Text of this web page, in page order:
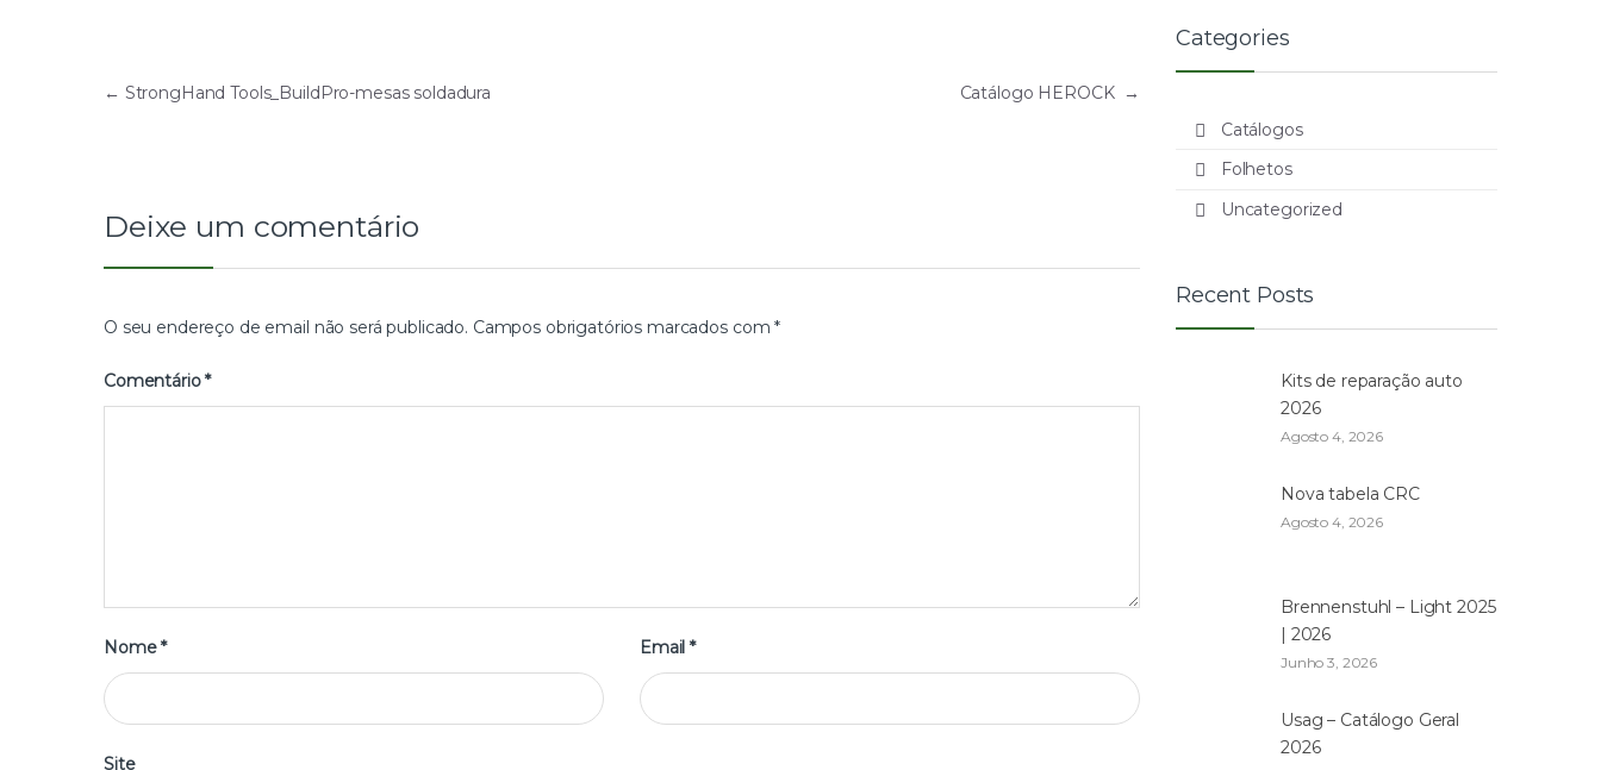
Navegação
← StrongHand Tools_BuildPro-mesas soldadura Catálogo HEROCK →
Deixe um comentário
O seu endereço de email não será publicado. Campos obrigatórios marcados com*
Comentário*
Nome* Email*
Site
Categories
Catálogos
Folhetos
Uncategorized
Recent Posts
Kits de reparação auto
2026
Agosto 4, 2026
Nova tabela CRC
Agosto 4, 2026
Brennenstuhl – Light 2025
| 2026
Junho 3, 2026
Usag – Catálogo Geral
2026